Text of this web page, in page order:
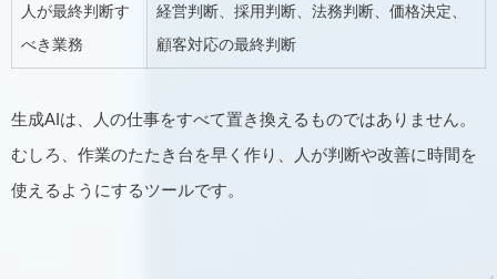
人が最終判断す
べき業務
経営判断、採用判断、法務判断、価格決定、
顧客対応の最終判断
生成AIは、人の仕事をすべて置き換えるものではありません。
むしろ、作業のたたき台を早く作り、人が判断や改善に時間を
使えるようにするツールです。